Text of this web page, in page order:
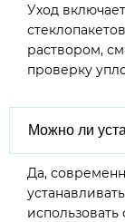
Уход
раствором,
проверку
Можно ли
Да,